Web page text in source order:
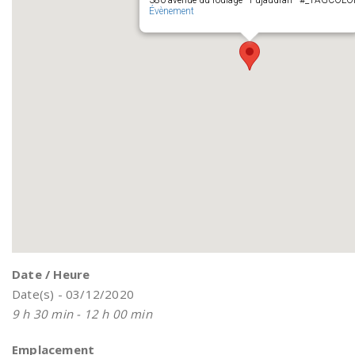
Évènement
Date / Heure
Date(s) - 03/12/2020
9 h 30 min - 12 h 00 min
Emplacement